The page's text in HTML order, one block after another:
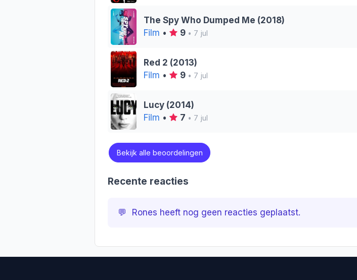
The Spy Who Dumped Me (2018)
Film • 9• 7 jul
Red 2 (2013)
Film • 9• 7 jul
Lucy (2014)
Film • 7 • 7 jul
Bekijk alle beoordelingen
Recente reacties
💬 Rones heeft nog geen reacties geplaatst.